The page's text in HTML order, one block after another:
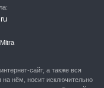
Mitra
сайт, а также вся
нём, носит исключительно